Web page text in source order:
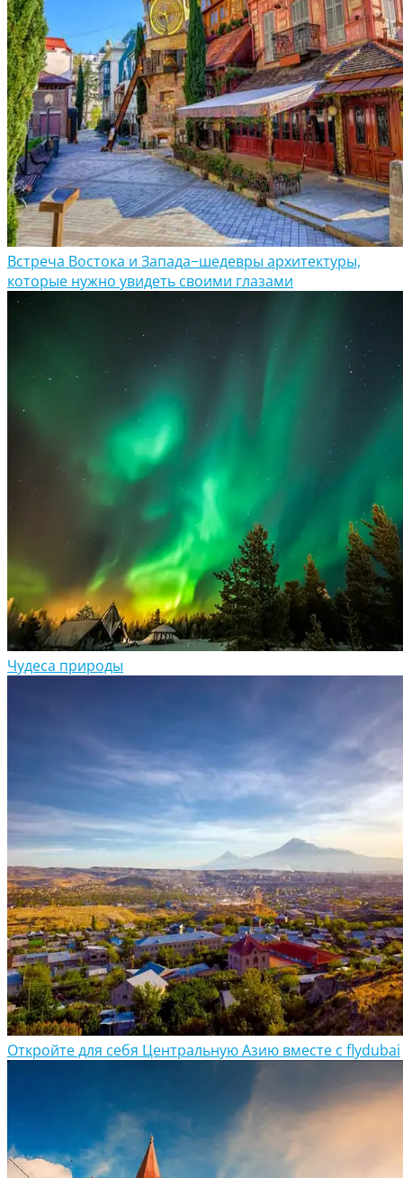
Встреча Востока и Запада−шедевры архитектуры,
которые нужно увидеть своими глазами
Чудеса природы
Откройте для себя Центральную Азию вместе с flydubai